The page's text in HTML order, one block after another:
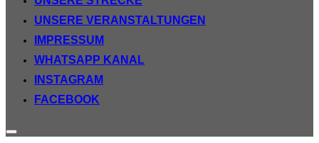
UNSERE VERANSTALTUNGEN
IMPRESSUM
WHATSAPP KANAL
INSTAGRAM
FACEBOOK
Seitenleiste